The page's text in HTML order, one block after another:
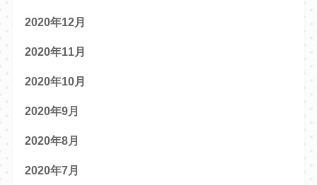
2020年12月
2020年11月
2020年10月
2020年9月
2020年8月
2020年7月